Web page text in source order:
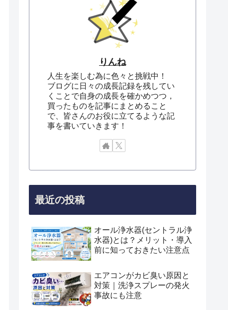
りんね
人生を楽しむ為に色々と挑戦中！
ブログに日々の成長記録を残してい
くことで自身の成長を確かめつつ，
買ったものを記事にまとめること
で、皆さんのお役に立てるような記
事を書いていきます！
最近の投稿
オール浄水器(セントラル浄
水器)とは？メリット・導入
前に知っておきたい注意点
エアコンがカビ臭い原因と
対策｜洗浄スプレーの発火
事故にも注意